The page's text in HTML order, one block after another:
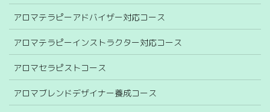
アロマテラピーアドバイザー対応コース
アロマテラピーインストラクター対応コース
アロマセラピストコース
アロマブレンドデザイナー養成コース